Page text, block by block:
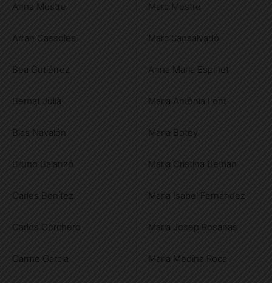
Anna Mestre
Arran Cassoles
Bea Gutiérrez
Bernat Julià
Blas Navalón
Bruno Balanzó
Carles Benítez
Carlos Corchero
Carme Garcia
Marc Mestre
Marc Sansalvadó
Anna Maria Espinet
Maria Antònia Font
Maria Botey
Maria Cristina Betrian
Maria Isabel Fernández
Maria Josep Rosanas
Maria Medina Roca